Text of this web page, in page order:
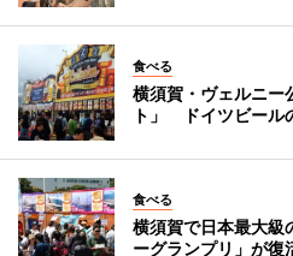
食べる
横須賀・ヴェルニー
ト」 ドイツビール
食べる
横須賀で日本最大
ーグランプリ」が復